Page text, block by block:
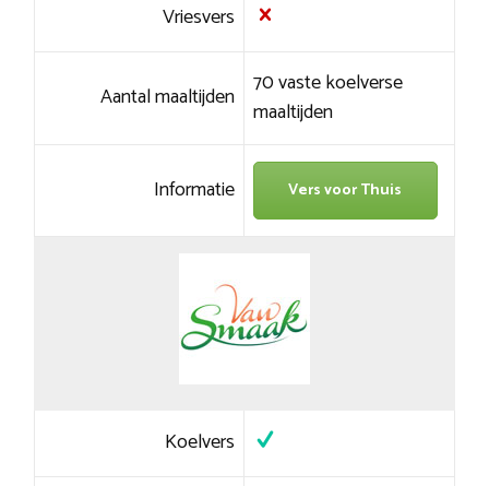
Vriesvers
Aantal maaltijden 70 vaste koelverse
maaltijden
Informatie Vers voor Thuis
Koelvers